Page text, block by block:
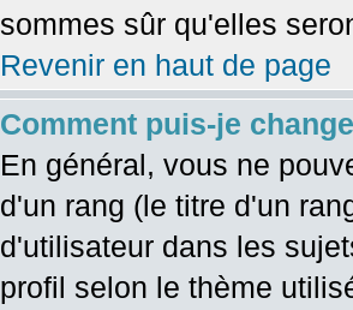
sommes sûr qu'elles
Revenir en haut de page
Comment puis-je
En général, vous ne
d'un rang (le titre d'un
d'utilisateur dans les
profil selon le thème